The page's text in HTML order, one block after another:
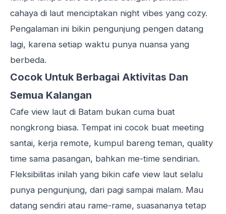
cahaya di laut menciptakan night vibes yang cozy.
Pengalaman ini bikin pengunjung pengen datang
lagi, karena setiap waktu punya nuansa yang
berbeda.
Cocok Untuk Berbagai Aktivitas Dan
Semua Kalangan
Cafe view laut di Batam bukan cuma buat
nongkrong biasa. Tempat ini cocok buat meeting
santai, kerja remote, kumpul bareng teman, quality
time sama pasangan, bahkan me-time sendirian.
Fleksibilitas inilah yang bikin cafe view laut selalu
punya pengunjung, dari pagi sampai malam. Mau
datang sendiri atau rame-rame, suasananya tetap